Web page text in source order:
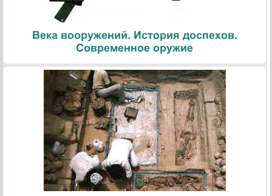
Века вооружений. История доспехов.
Современное оружие